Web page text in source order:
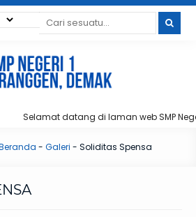
Selamat datang di laman web SMP
- Galeri - Soliditas Spensa